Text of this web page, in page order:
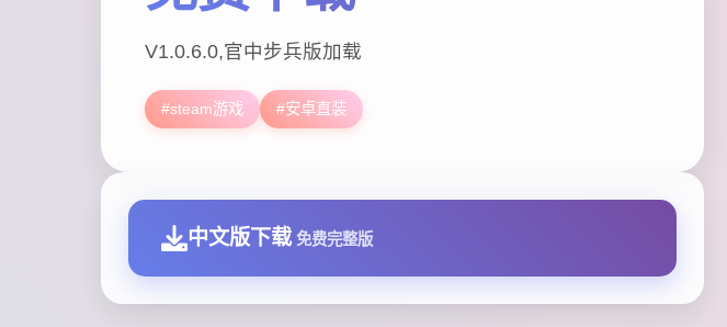
V1.0.6.0,官中步兵版加载
#steam游戏 #安卓直装
中文版下载 免费完整版